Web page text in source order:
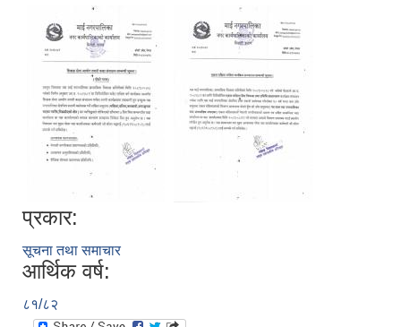
प्रकार:
सूचना तथा समाचार
आर्थिक वर्ष:
८१/८२